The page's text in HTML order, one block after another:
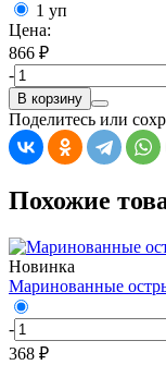
1 уп
Цена:
866 ₽
-
В корзину
Поделитесь или
Похожие
Новинка
Маринованные
-
368 ₽